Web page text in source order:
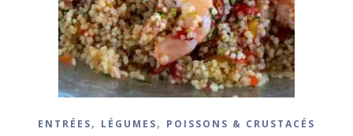
ENTRÉES, LÉGUMES, POISSONS & CRUSTACÉS